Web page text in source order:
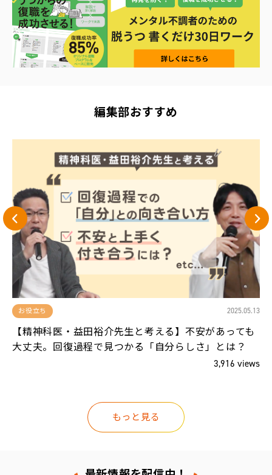
編集部おすすめ
お役立ち 2025.05.13
【精神科医・益田裕介先生と考える】不安があっても
大丈夫。回復過程で見つかる「自分らしさ」とは？
3,916 views
もっと見る